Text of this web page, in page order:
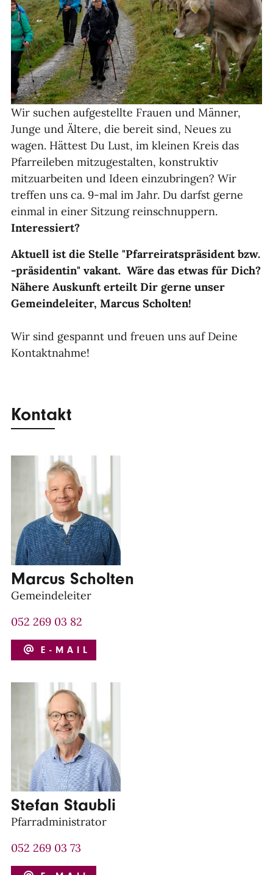
Wir suchen aufgestellte Frauen und Männer,
Junge und Ältere, die bereit sind, Neues zu
wagen. Hättest Du Lust, im kleinen Kreis das
Pfarreileben mitzugestalten, konstruktiv
mitzuarbeiten und Ideen einzubringen? Wir
treffen uns ca. 9-mal im Jahr. Du darfst gerne
einmal in einer Sitzung reinschnuppern.
Interessiert?
Aktuell ist die Stelle "Pfarreiratspräsident bzw.
-präsidentin" vakant. Wäre das etwas für Dich?
Nähere Auskunft erteilt Dir gerne unser
Gemeindeleiter, Marcus Scholten!
Wir sind gespannt und freuen uns auf Deine
Kontaktnahme!
Kontakt
Marcus Scholten
Gemeindeleiter
052 269 03 82
E-MAIL
Stefan Staubli
Pfarradministrator
052 269 03 73